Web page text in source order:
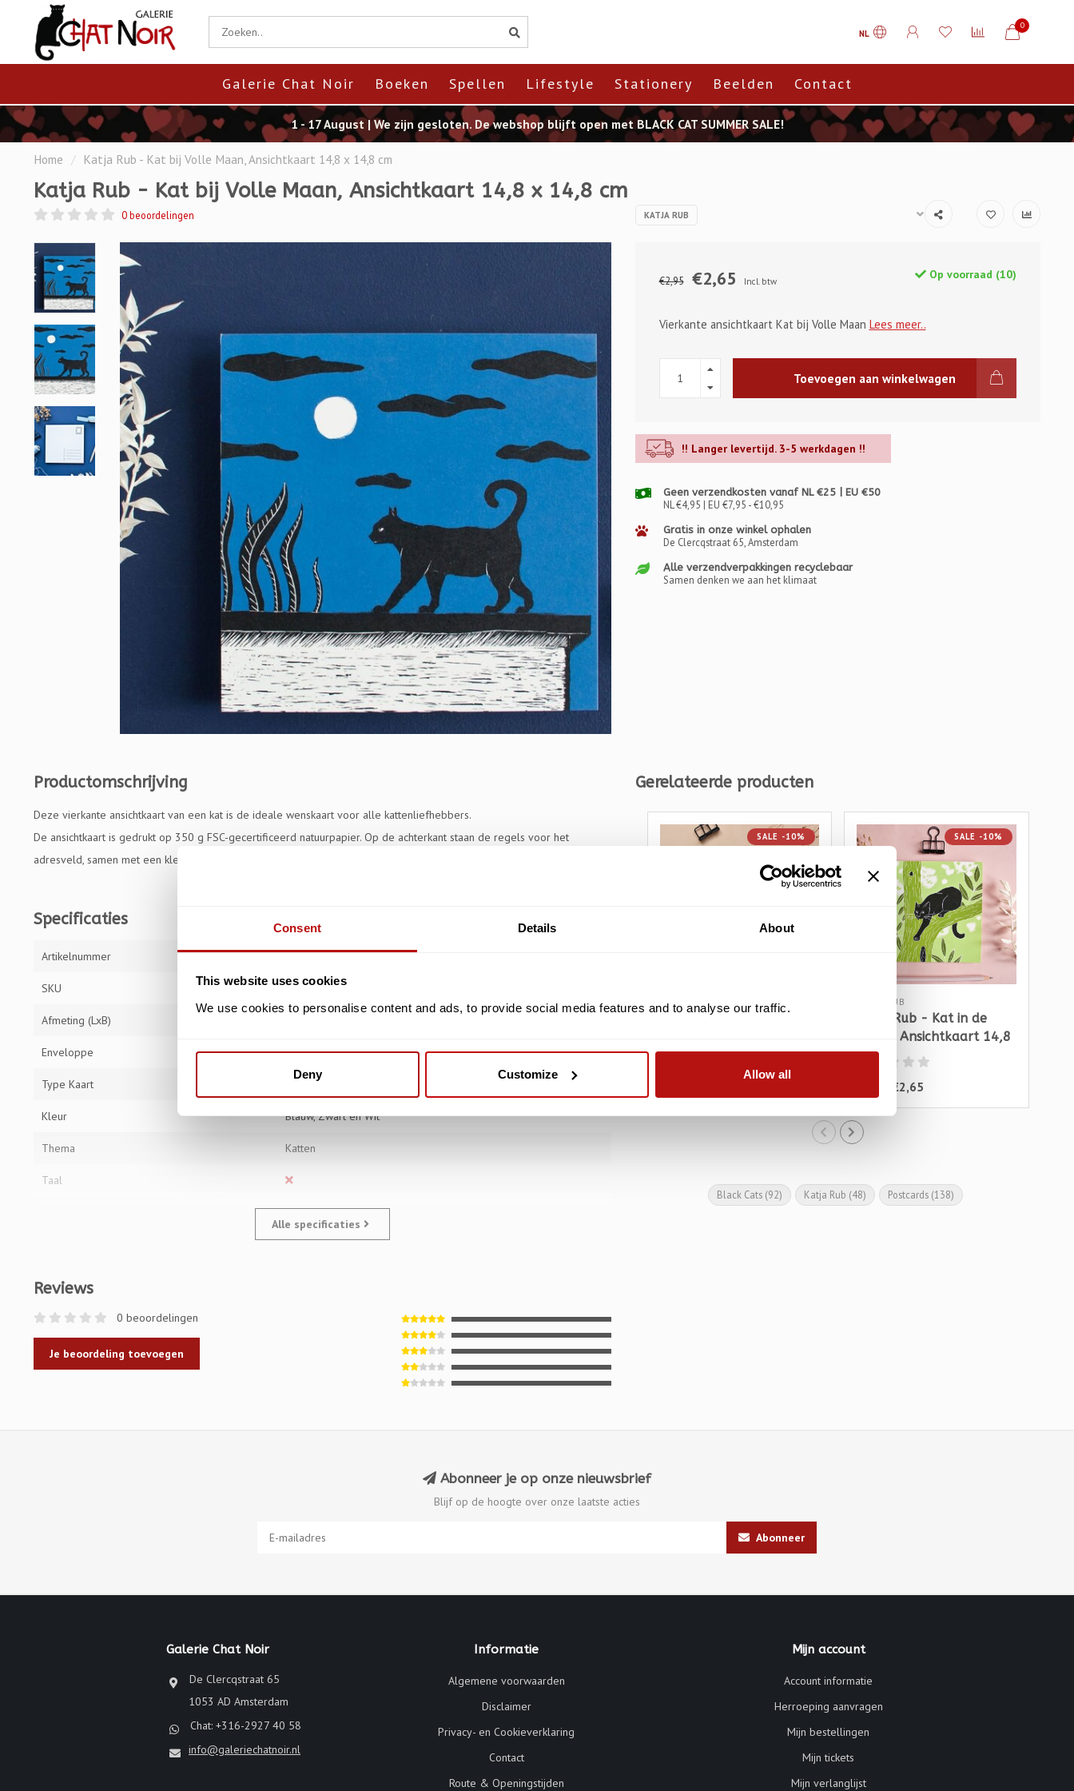
Consent Details About
This website uses cookies
We use cookies to personalise content and ads, to provide social media features and to analyse our traffic.
Deny Customize Allow all
NL
0
Galerie Chat Noir Boeken Spellen Lifestyle Stationery Beelden Contact
1 - 17 August | We zijn gesloten. De webshop blijft open met BLACK CAT SUMMER SALE!
Home / Katja Rub - Kat bij Volle Maan, Ansichtkaart 14,8 x 14,8 cm
Katja Rub - Kat bij Volle Maan, Ansichtkaart 14,8 x 14,8 cm
0 beoordelingen KATJA RUB
€2,95 €2,65 Incl. btw Op voorraad (10)
Vierkante ansichtkaart Kat bij Volle Maan Lees meer..
Toevoegen aan winkelwagen
!! Langer levertijd. 3-5 werkdagen !!
Geen verzendkosten vanaf NL €25 | EU €50
NL €4,95 | EU €7,95 - €10,95
Gratis in onze winkel ophalen
De Clercqstraat 65, Amsterdam
Alle verzendverpakkingen recyclebaar
Samen denken we aan het klimaat
Productomschrijving
Deze vierkante ansichtkaart van een kat is de ideale wenskaart voor alle kattenliefhebbers.
De ansichtkaart is gedrukt op 350 g FSC-gecertificeerd natuurpapier. Op de achterkant staan ​​de regels voor het
adresveld, samen met een kleine illustratie waar de postzegel moet komen.
Specificaties
Artikelnummer PKQ022
SKU PKQ022
Afmeting (LxB)
Enveloppe
Type Kaart Ansichtkaart
Kleur Blauw, Zwart en Wit
Thema Katten
Taal
Alle specificaties
Reviews
0 beoordelingen
Je beoordeling toevoegen
Gerelateerde producten
SALE -10%
KATJA RUB
Katja Rub - Kat op
x 14,8 cm
SALE -10%
KATJA RUB
Katja Rub - Kat in de
Boom, Ansichtkaart 14,8
x 14,8 cm
€2,65
Black Cats (92) Katja Rub (48) Postcards (138)
Abonneer je op onze nieuwsbrief
Blijf op de hoogte over onze laatste acties
Abonneer
Galerie Chat Noir
De Clercqstraat 65
1053 AD Amsterdam
Chat: +316-2927 40 58
info@galeriechatnoir.nl
Informatie
Algemene voorwaarden
Disclaimer
Privacy- en Cookieverklaring
Contact
Route & Openingstijden
Mijn account
Account informatie
Herroeping aanvragen
Mijn bestellingen
Mijn tickets
Mijn verlanglijst